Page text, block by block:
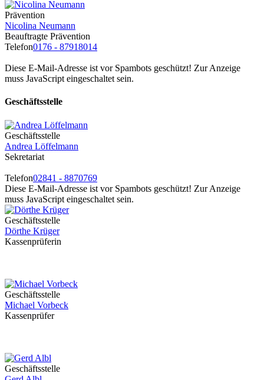
Prävention
Nicolina Neumann
Beauftragte Prävention
Telefon0176 - 87918014
Diese E-Mail-Adresse ist vor Spambots geschützt! Zur Anzeige
muss JavaScript eingeschaltet sein.
Geschäftsstelle
Geschäftsstelle
Andrea Löffelmann
Sekretariat
Telefon02841 - 8870769
Diese E-Mail-Adresse ist vor Spambots geschützt! Zur Anzeige
muss JavaScript eingeschaltet sein.
Geschäftsstelle
Dörthe Krüger
Kassenprüferin
Geschäftsstelle
Michael Vorbeck
Kassenprüfer
Geschäftsstelle